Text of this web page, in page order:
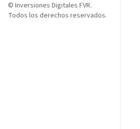
© Inversiones Digitales FVR.
Todos los derechos reservados.